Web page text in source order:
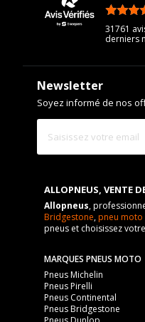
31761
derniers
Newsletter
Soyez informé de nos
ALLOPNEUS, VENTE
Allopneus,
Bridgestone,pneu moto
pneus et choisissez
MARQUES PNEUS MOTO
Pneus Michelin
Pneus Pirelli
Pneus Continental
Pneus Bridgestone